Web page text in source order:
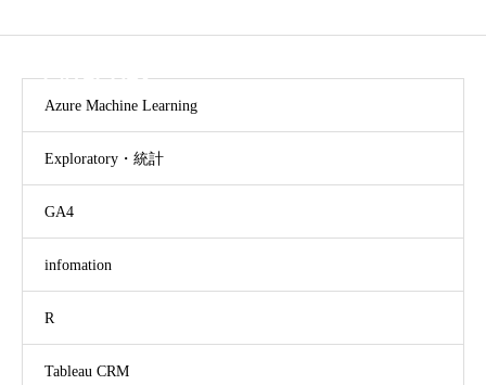
CATEGORY
Azure Machine Learning
Exploratory・統計
GA4
infomation
R
Tableau CRM